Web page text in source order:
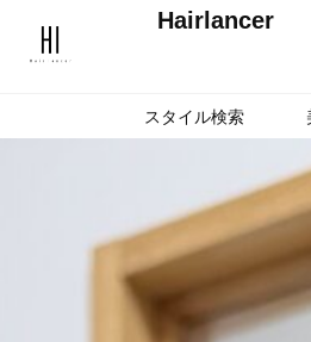
Hairlancer
スタイル検索